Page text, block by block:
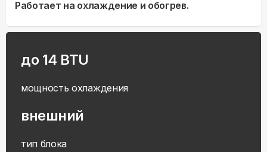
Работает на охлаждение и обогрев.
до 14 BTU
мощность охлаждения
внешний
тип блока